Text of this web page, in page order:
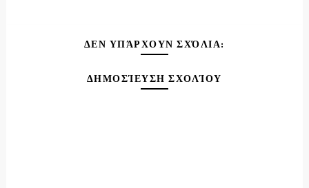
ΔΕΝ ΥΠΆΡΧΟΥΝ ΣΧΌΛΙΑ:
ΔΗΜΟΣΊΕΥΣΗ ΣΧΟΛΊΟΥ